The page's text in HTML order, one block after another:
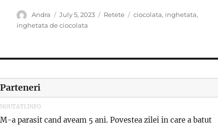
Author
Andra
Posted
on
July 5, 2023 Categories
Retete Tags
ciocolata, inghetata,
inghetata de ciocolata
Parteneri
NOUTATI.INFO
M-a parasit cand aveam 5 ani. Povestea zilei in care a batut